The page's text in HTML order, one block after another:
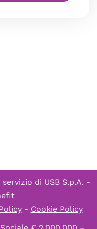
servizio di USB S.p.A. -
- Cookie Policy